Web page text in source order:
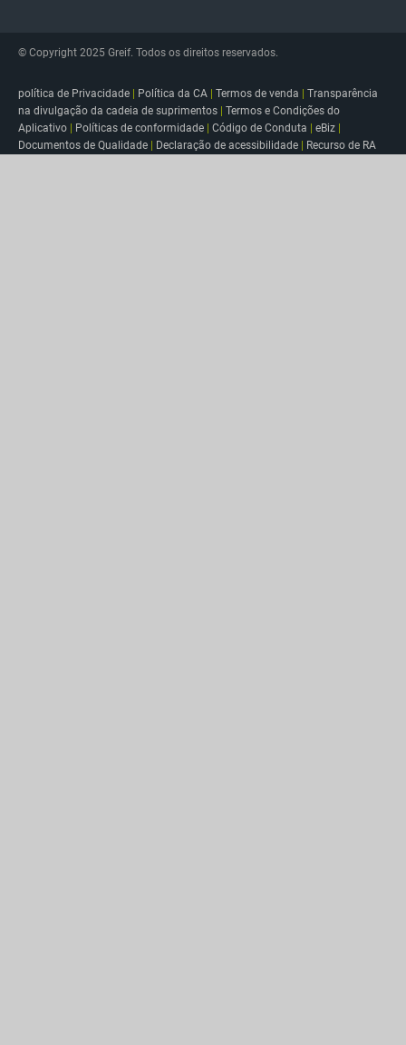
© Copyright 2025 Greif. Todos os direitos reservados.
política de Privacidade Política da CA Termos de venda
Transparência
na divulgação da cadeia de suprimentos
Termos e Condições do
Aplicativo
Políticas de conformidade Código de Conduta eBiz
Documentos de Qualidade
Declaração de acessibilidade Recurso de RA